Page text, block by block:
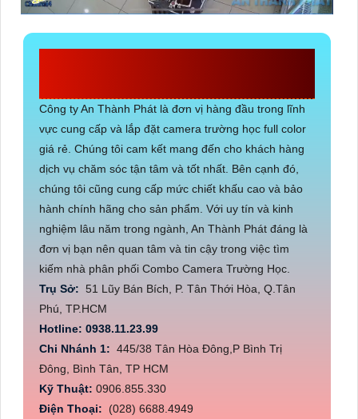
Công ty An Thành Phát là đơn vị hàng đầu trong lĩnh
vực cung cấp và lắp đặt camera trường học full color
giá rẻ. Chúng tôi cam kết mang đến cho khách hàng
dịch vụ chăm sóc tận tâm và tốt nhất. Bên cạnh đó,
chúng tôi cũng cung cấp mức chiết khấu cao và bảo
hành chính hãng cho sản phẩm. Với uy tín và kinh
nghiệm lâu năm trong ngành, An Thành Phát đáng là
đơn vị bạn nên quan tâm và tin cậy trong việc tìm
kiếm nhà phân phối Combo Camera Trường Học.
Trụ Sở: 51 Lũy Bán Bích, P. Tân Thới Hòa, Q.Tân
Phú, TP.HCM
Hotline: 0938.11.23.99
Chi Nhánh 1: 445/38 Tân Hòa Đông,P Bình Trị
Đông, Bình Tân, TP HCM
Kỹ Thuật: 0906.855.330
Điện Thoại: (028) 6688.4949